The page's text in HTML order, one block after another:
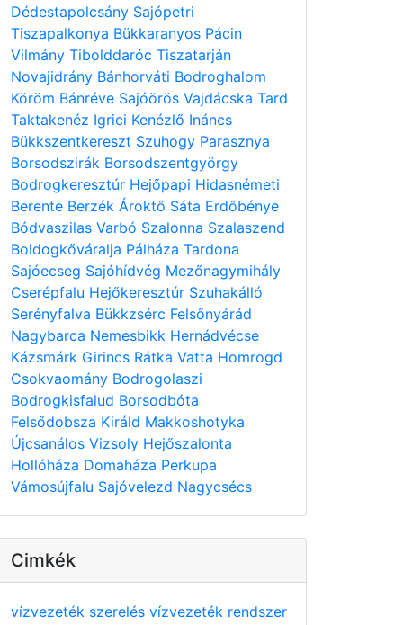
Dédestapolcsány Sajópetri
Tiszapalkonya Bükkaranyos Pácin
Vilmány Tibolddaróc Tiszatarján
Novajidrány Bánhorváti Bodroghalom
Köröm Bánréve Sajóörös Vajdácska Tard
Taktakenéz Igrici Kenézlő Ináncs
Bükkszentkereszt Szuhogy Parasznya
Borsodszirák Borsodszentgyörgy
Bodrogkeresztúr Hejőpapi Hidasnémeti
Berente Berzék Ároktő Sáta Erdőbénye
Bódvaszilas Varbó Szalonna Szalaszend
Boldogkőváralja Pálháza Tardona
Sajóecseg Sajóhídvég Mezőnagymihály
Cserépfalu Hejőkeresztúr Szuhakálló
Serényfalva Bükkzsérc Felsőnyárád
Nagybarca Nemesbikk Hernádvécse
Kázsmárk Girincs Rátka Vatta Homrogd
Csokvaomány Bodrogolaszi
Bodrogkisfalud Borsodbóta
Felsődobsza Királd Makkoshotyka
Újcsanálos Vizsoly Hejőszalonta
Hollóháza Domaháza Perkupa
Vámosújfalu Sajóvelezd Nagycsécs
Cimkék
vízvezeték szerelés vízvezeték rendszer